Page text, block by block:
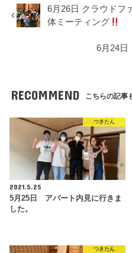
6月26日 クラウドフ
体ミーティング
6月24
RECOMMEND こちらの記事
つきたん
2021.5.25
5月25日 アパート内見に行きま
した。
つきたん